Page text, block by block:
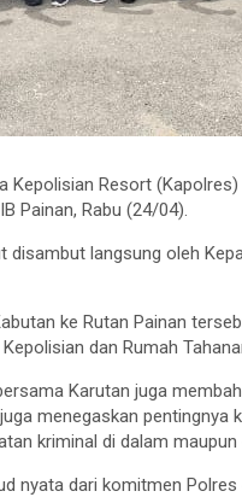
Kepolisian Resort
Painan, Rabu (24/04).
langsung oleh
ke Rutan Painan
dan Rumah
Karutan juga
menegaskan
kriminal di dalam
nyata dari komitmen